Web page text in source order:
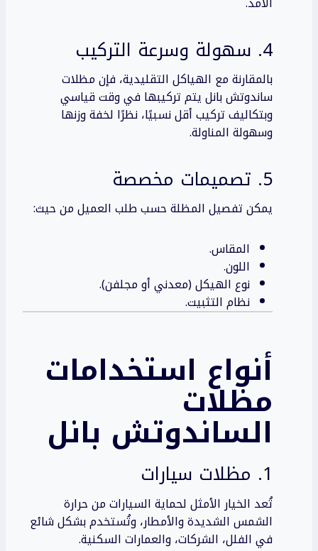
4. سهولة وسرعة التركيب
بالمقارنة مع الهياكل التقليدية، فإن مظلات
ساندوتش بانل يتم تركيبها في وقت قياسي
وبتكاليف تركيب أقل نسبيًا، نظرًا لخفة وزنها
وسهولة المناولة.
5. تصميمات مخصصة
يمكن تفصيل المظلة حسب طلب العميل من حيث:
المقاس.
اللون.
نوع الهيكل (معدني أو مجلفن).
نظام التثبيت.
أنواع استخدامات
مظلات
الساندوتش بانل
1. مظلات سيارات
تُعد الخيار الأمثل لحماية السيارات من حرارة
الشمس الشديدة والأمطار، وتُستخدم بشكل شائع
في الفلل، الشركات، والعمارات السكنية.